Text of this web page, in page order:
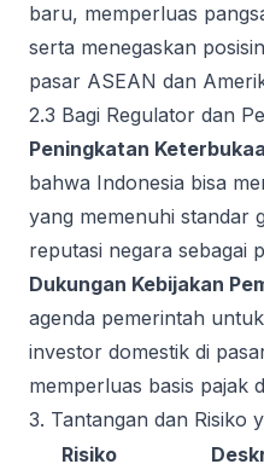
baru, memperluas
serta menegaskan
pasar ASEAN dan
2.3 Bagi Regulator dan
Peningkatan
bahwa Indonesia bisa
yang memenuhi standar
reputasi negara sebagai
Dukungan Kebijakan
agenda pemerintah
investor domestik di
memperluas basis pajak
3. Tantangan dan Risiko
Risiko